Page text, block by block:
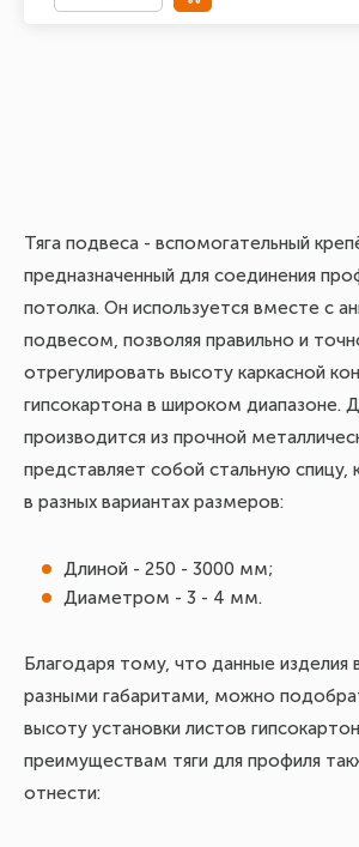
Тяга подвеса - вспомогательный
предназначенный для соединения
потолка. Он используется вместе с
подвесом, позволяя правильно и
отрегулировать высоту каркасной
гипсокартона в широком диапазоне.
производится из прочной
представляет собой стальную спицу,
в разных вариантах размеров:
Длиной - 250 - 3000 мм;
Диаметром - 3 - 4 мм.
Благодаря тому, что данные изделия
разными габаритами, можно
высоту установки листов
преимуществам тяги для профиля
отнести: